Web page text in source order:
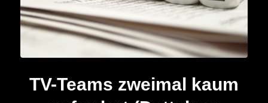
TV-Teams zweimal kaum